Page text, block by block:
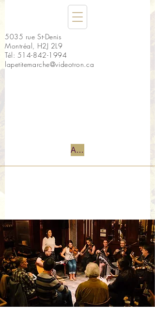
5035 rue St-Denis
Montréal, H2J 2L9
Tél: 514-842-1994
lapetitemarche@videotron.ca
Accueil